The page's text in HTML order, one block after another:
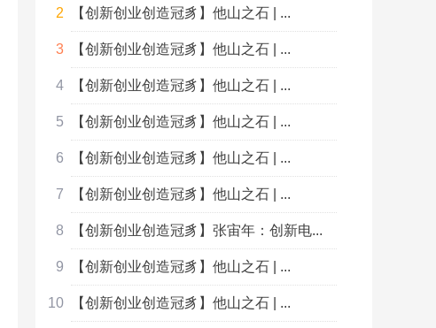
【创新创业创造冠豸】他山之石 | ...
【创新创业创造冠豸】他山之石 | ...
【创新创业创造冠豸】他山之石 | ...
【创新创业创造冠豸】他山之石 | ...
【创新创业创造冠豸】他山之石 | ...
【创新创业创造冠豸】他山之石 | ...
【创新创业创造冠豸】张宙年：创新电...
【创新创业创造冠豸】他山之石 | ...
【创新创业创造冠豸】他山之石 | ...